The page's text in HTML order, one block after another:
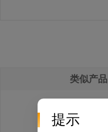
类似产品
提示